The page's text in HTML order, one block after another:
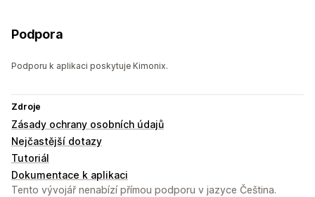
Podpora
Podporu k aplikaci poskytuje Kimonix.
Zdroje
Zásady ochrany osobních údajů
Nejčastější dotazy
Tutoriál
Dokumentace k aplikaci
Tento vývojář nenabízí přímou podporu v jazyce Čeština.